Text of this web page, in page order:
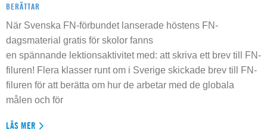
BERÄTTAR
När Svenska FN-förbundet lanserade höstens FN-
dagsmaterial gratis för skolor fanns
en spännande lektionsaktivitet med: att skriva ett brev till FN-
filuren! Flera klasser runt om i Sverige skickade brev till FN-
filuren för att berätta om hur de arbetar med de globala
målen och för
LÄS MER